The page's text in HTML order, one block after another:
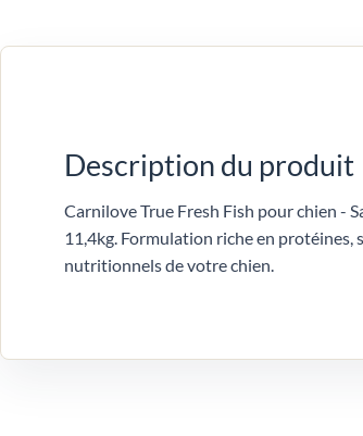
Description du produit
Carnilove True Fresh Fish pour chien -
11,4kg. Formulation riche en protéines,
nutritionnels de votre chien.